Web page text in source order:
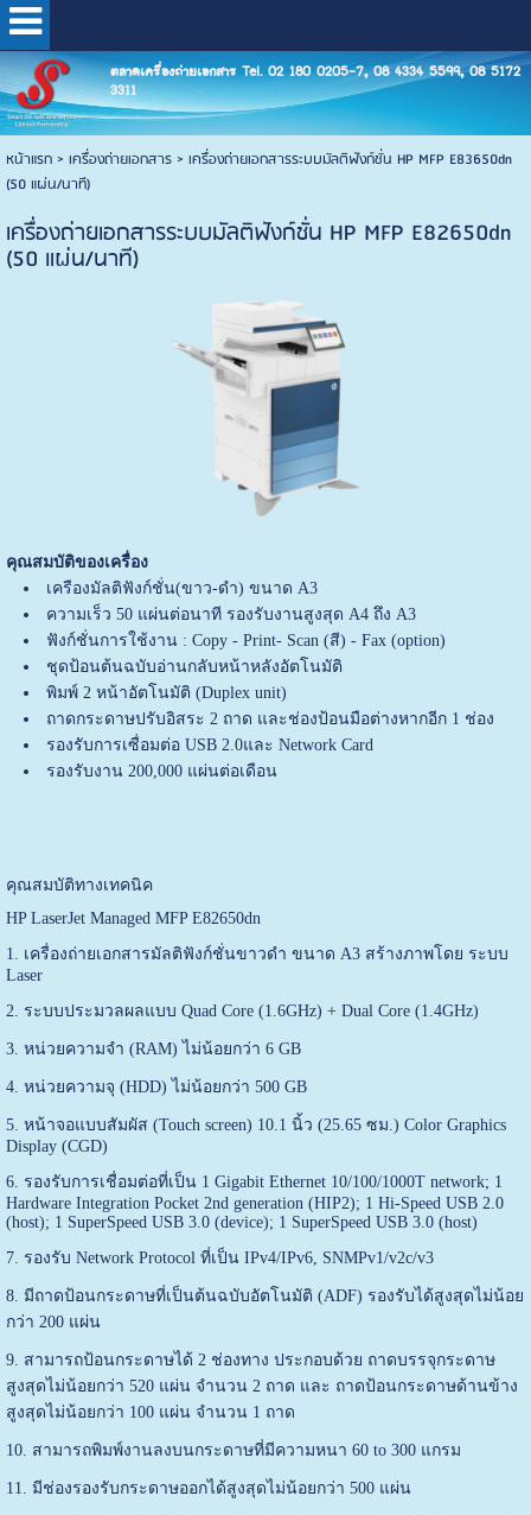
ตลาดเครื่องถ่ายเอกสาร Tel. 02 180 0205-7, 08 4334 5599, 08 5172
3311
หน้าแรก> เครื่องถ่ายเอกสาร> เครื่องถ่ายเอกสารระบบมัลติฟังก์ชั่น HP MFP E83650dn
(50 แผ่น/นาที)
เครื่องถ่ายเอกสารระบบมัลติฟังก์ชั่น HP MFP E82650dn
(50 แผ่น/นาที)
คุณสมบัติของเครื่อง
เครืองมัลติฟังก์ชั่น(ขาว-ดำ) ขนาด A3
ความเร็ว 50 แผ่นต่อนาที รองรับงานสูงสุด A4 ถึง A3
ฟังก์ชั่นการใช้งาน : Copy - Print- Scan (สี) - Fax (option)
ชุดป้อนต้นฉบับอ่านกลับหน้าหลังอัตโนมัติ
พิมพ์ 2 หน้าอัตโนมัติ (Duplex unit)
ถาดกระดาษปรับอิสระ 2 ถาด และช่องป้อนมือต่างหากอีก 1 ช่อง
รองรับการเซื่อมต่อ USB 2.0และ Network Card
รองรับงาน 200,000 แผ่นต่อเดือน
คุณสมบัติทางเทคนิค
HP LaserJet Managed MFP E82650dn
1. เครื่องถ่ายเอกสารมัลติฟังก์ชั่นขาวดำ ขนาด A3 สร้างภาพโดย ระบบ
Laser
2. ระบบประมวลผลแบบ Quad Core (1.6GHz) + Dual Core (1.4GHz)
3. หน่วยความจำ (RAM) ไม่น้อยกว่า 6 GB
4. หน่วยความจุ (HDD) ไม่น้อยกว่า 500 GB
5. หน้าจอแบบสัมผัส (Touch screen) 10.1 นิ้ว (25.65 ซม.) Color Graphics
Display (CGD)
6. รองรับการเชื่อมต่อที่เป็น 1 Gigabit Ethernet 10/100/1000T network; 1
Hardware Integration Pocket 2nd generation (HIP2); 1 Hi-Speed USB 2.0
(host); 1 SuperSpeed USB 3.0 (device); 1 SuperSpeed USB 3.0 (host)
7. รองรับ Network Protocol ที่เป็น IPv4/IPv6, SNMPv1/v2c/v3
8. มีถาดป้อนกระดาษที่เป็นต้นฉบับอัตโนมัติ (ADF) รองรับได้สูงสุดไม่น้อย
กว่า 200 แผ่น
9. สามารถป้อนกระดาษได้ 2 ช่องทาง ประกอบด้วย ถาดบรรจุกระดาษ
สูงสุดไม่น้อยกว่า 520 แผ่น จำนวน 2 ถาด และ ถาดป้อนกระดาษด้านข้าง
สูงสุดไม่น้อยกว่า 100 แผ่น จำนวน 1 ถาด
10. สามารถพิมพ์งานลงบนกระดาษที่มีความหนา 60 to 300 แกรม
11. มีช่องรองรับกระดาษออกได้สูงสุดไม่น้อยกว่า 500 แผ่น